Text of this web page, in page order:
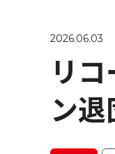
2026.06.03
リ
ン